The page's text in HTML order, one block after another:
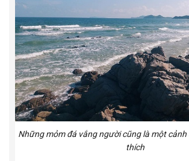
Những mỏm đá vắng người cũng là một
thích